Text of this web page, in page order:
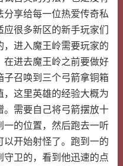
享给每一位热爱传奇私
很多新区的新手玩家们
进入魔王岭需要玩家的
在进去魔王岭之前要做好
子召唤到三个弓箭拿铜箱
这里英雄的经验大概为
。需要自己将弓箭摆放十
一的位置，然后跑去一听
以开始射怪了。跑到一的
卫的，看到他迅速的点